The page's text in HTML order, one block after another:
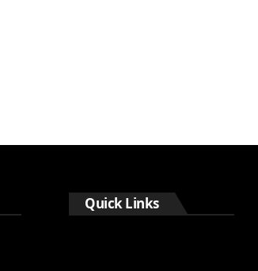
Quick Links